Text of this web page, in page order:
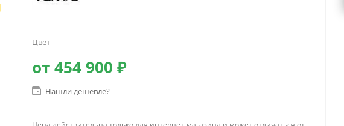
Цвет
от454 900 ₽
Нашли дешевле?